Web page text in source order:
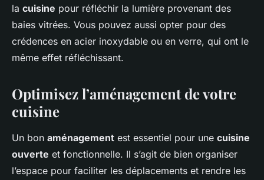
la cuisine pour réfléchir la lumière provenant des
baies vitrées. Vous pouvez aussi opter pour des
crédences en acier inoxydable ou en verre, qui ont le
même effet réfléchissant.
Optimisez l’aménagement de votre
cuisine
Un bon aménagement est essentiel pour une cuisine
ouverte et fonctionnelle. Il s’agit de bien organiser
l’espace pour faciliter les déplacements et rendre les